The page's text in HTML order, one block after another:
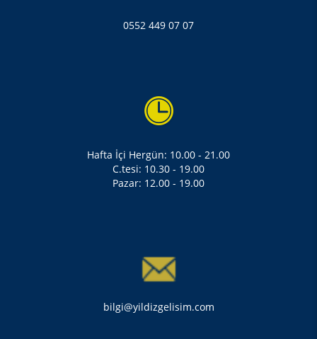
0552 449 07 07
Hafta İçi Hergün: 10.00 - 21.00
C.tesi: 10.30 - 19.00
Pazar: 12.00 - 19.00
bilgi@yildizgelisim.com